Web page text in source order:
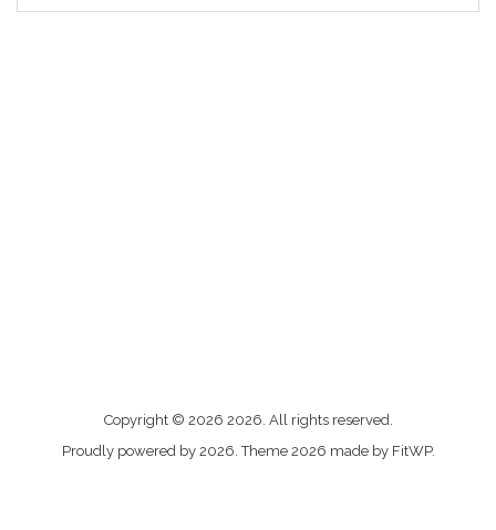
contacter
Copyright © 2026 2026. All rights reserved.
Proudly powered by 2026. Theme 2026 made by FitWP.